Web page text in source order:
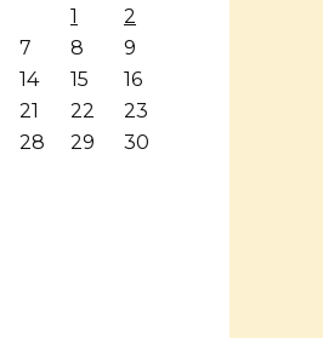
1
2
7 8
9
14 15
16
21 22
23
28 29
30